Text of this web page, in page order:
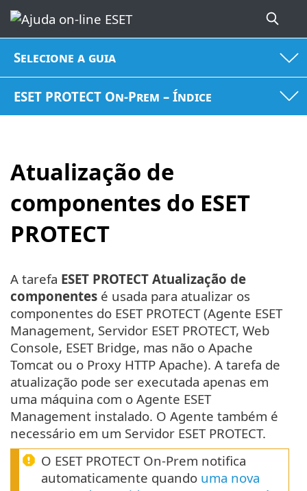
Selecione a guia
ESET PROTECT On-Prem – Índice
Atualização de
componentes do ESET
PROTECT
A tarefa ESET PROTECT Atualização de
componentes é usada para atualizar os
componentes do ESET PROTECT (Agente ESET
Management, Servidor ESET PROTECT, Web
Console, ESET Bridge, mas não o Apache
Tomcat ou o Proxy HTTP Apache). A tarefa de
atualização pode ser executada apenas em
uma máquina com o Agente ESET
Management instalado. O Agente também é
necessário em um Servidor ESET PROTECT.
O ESET PROTECT On-Prem notifica
automaticamente quando uma nova